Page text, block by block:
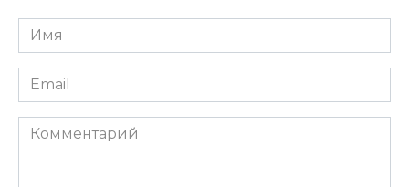
Имя
*
Email
*
Комментарий